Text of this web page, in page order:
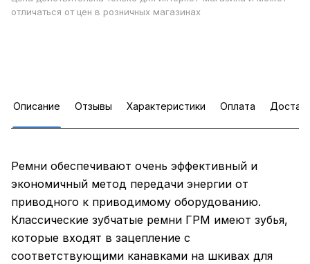
отличаться от цен в розничных магазинах
Описание Отзывы Характеристики Оплата
Ремни обеспечивают очень эффективный и
экономичный метод передачи энергии от
приводного к приводимому оборудованию.
Классические зубчатые ремни ГРМ имеют зубья,
которые входят в зацепление с
соответствующими канавками на шкивах для